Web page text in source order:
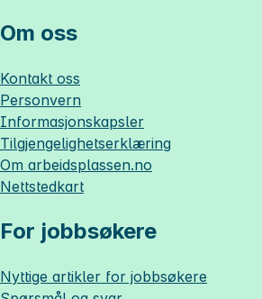
Om oss
Kontakt oss
Personvern
Informasjonskapsler
Tilgjengelighetserklæring
Om arbeidsplassen.no
Nettstedkart
For jobbsøkere
Nyttige artikler for jobbsøkere